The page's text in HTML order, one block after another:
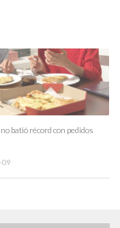
batió récord con pedidos